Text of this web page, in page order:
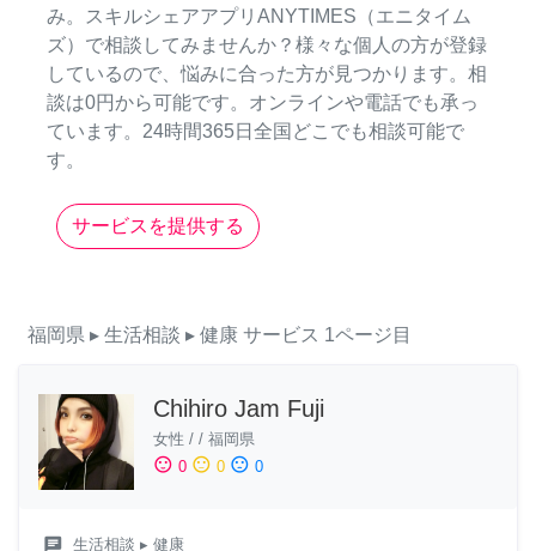
み。スキルシェアアプリANYTIMES（エニタイム
ズ）で相談してみませんか？様々な個人の方が登録
しているので、悩みに合った方が見つかります。相
談は0円から可能です。オンラインや電話でも承っ
ています。24時間365日全国どこでも相談可能で
す。
サービスを提供する
福岡県 ▸ 生活相談 ▸ 健康 サービス 1ページ目
Chihiro Jam Fuji
女性 / / 福岡県
sentiment_satisfied 0 sentiment_neutral 0 sentiment_dissatisfied 0
chat 生活相談 ▸ 健康